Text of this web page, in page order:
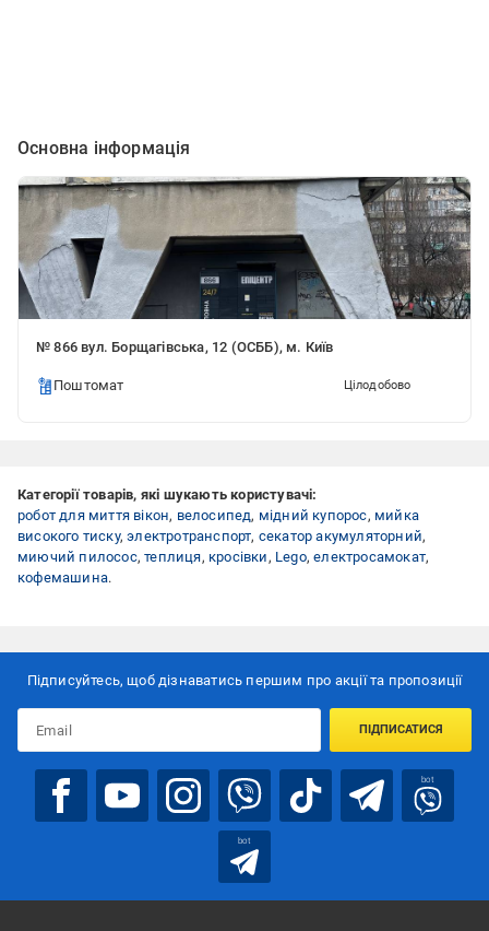
Основна інформація
№ 866 вул. Борщагівська, 12 (ОСББ), м. Київ
Поштомат Цілодобово
Категорії товарів, які шукають користувачі:
робот для миття вікон, велосипед, мідний купорос, мийка
високого тиску,электротранспорт, секатор акумуляторний,
миючий пилосос,теплиця, кросівки, Lego,електросамокат,
кофемашина.
Підписуйтесь, щоб дізнаватись першим про акції та пропозиції
ПІДПИСАТИСЯ
bot
bot